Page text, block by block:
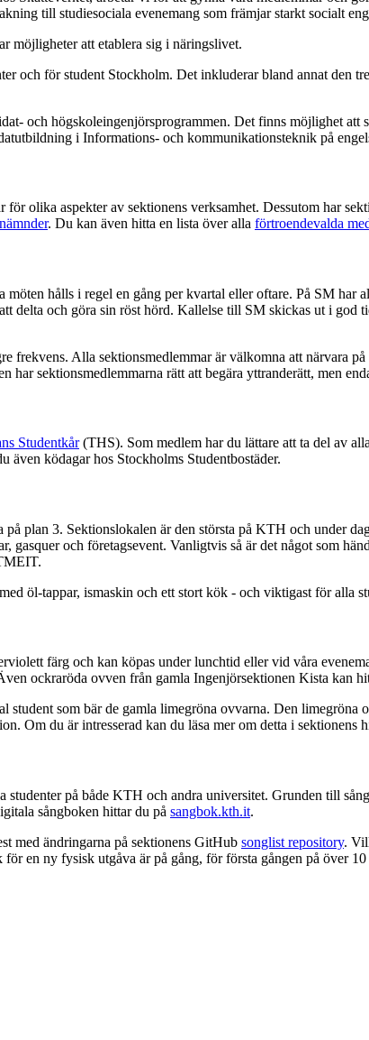
till studiesociala evenemang som främjar starkt socialt
möjligheter att etablera sig i näringslivet.
och för student Stockholm. Det inkluderar bland annat den
och högskoleingenjörsprogrammen. Det finns möjlighet
i Informations- och kommunikationsteknik på
för olika aspekter av sektionens verksamhet. Dessutom har
. Du kan även hitta en lista över alla förtroendevalda
hålls i regel en gång per kvartal eller oftare. På SM har
delta och göra sin röst hörd. Kallelse till SM skickas ut i
frekvens. Alla sektionsmedlemmar är välkomna att närvara
har sektionsmedlemmarna rätt att begära yttranderätt, men
Studentkår(THS). Som medlem har du lättare att ta del av
även ködagar hos Stockholms Studentbostäder.
plan 3. Sektionslokalen är den största på KTH och under
gasquer och företagsevent. Vanligtvis så är det något som
öl-tappar, ismaskin och ett stort kök - och viktigast för alla
färg och kan köpas under lunchtid eller vid våra
ockraröda ovven från gamla Ingenjörsektionen Kista kan
som bär de gamla limegröna ovvarna. Den
Om du är intresserad kan du läsa mer om detta i sektionens
studenter på både KTH och andra universitet. Grunden till
sångboken hittar du på sangbok.kth.it.
med ändringarna på sektionens GitHub songlist repository.
en ny fysisk utgåva är på gång, för första gången på över 10